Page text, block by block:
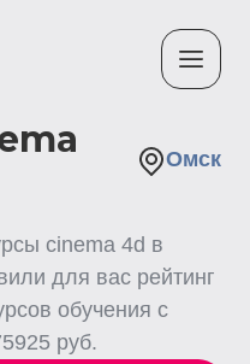
Омск
cinema 4d в
для вас рейтинг
обучения с
руб.